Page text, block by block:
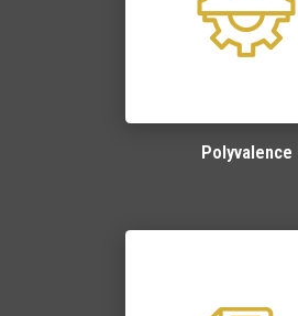
Polyvalence